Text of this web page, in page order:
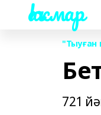
Һаҡмар
"Тыуған
721